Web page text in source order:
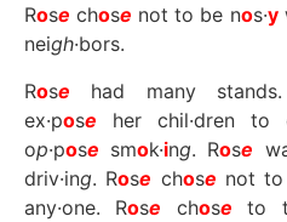
Rose chose not to be nos·y
neigh·bors.
Rose had many
ex·pose her chil·dren to
op·pose smok·ing. Rose
driv·ing. Rose chose not to
any·one. Rose chose to